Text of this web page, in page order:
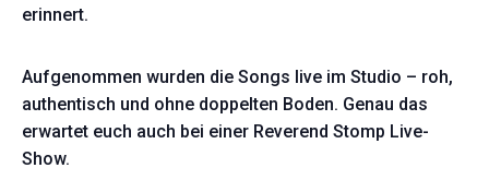
erinnert.
Aufgenommen wurden die Songs live im Studio – roh,
authentisch und ohne doppelten Boden. Genau das
erwartet euch auch bei einer Reverend Stomp Live-
Show.